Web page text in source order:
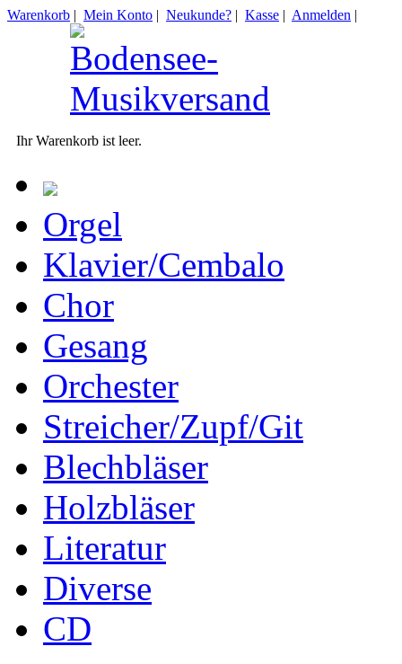
Warenkorb | Mein Konto | Neukunde? | Kasse | Anmelden |
Ihr Warenkorb ist leer.
Orgel
Klavier/Cembalo
Chor
Gesang
Orchester
Streicher/Zupf/Git
Blechbläser
Holzbläser
Literatur
Diverse
CD